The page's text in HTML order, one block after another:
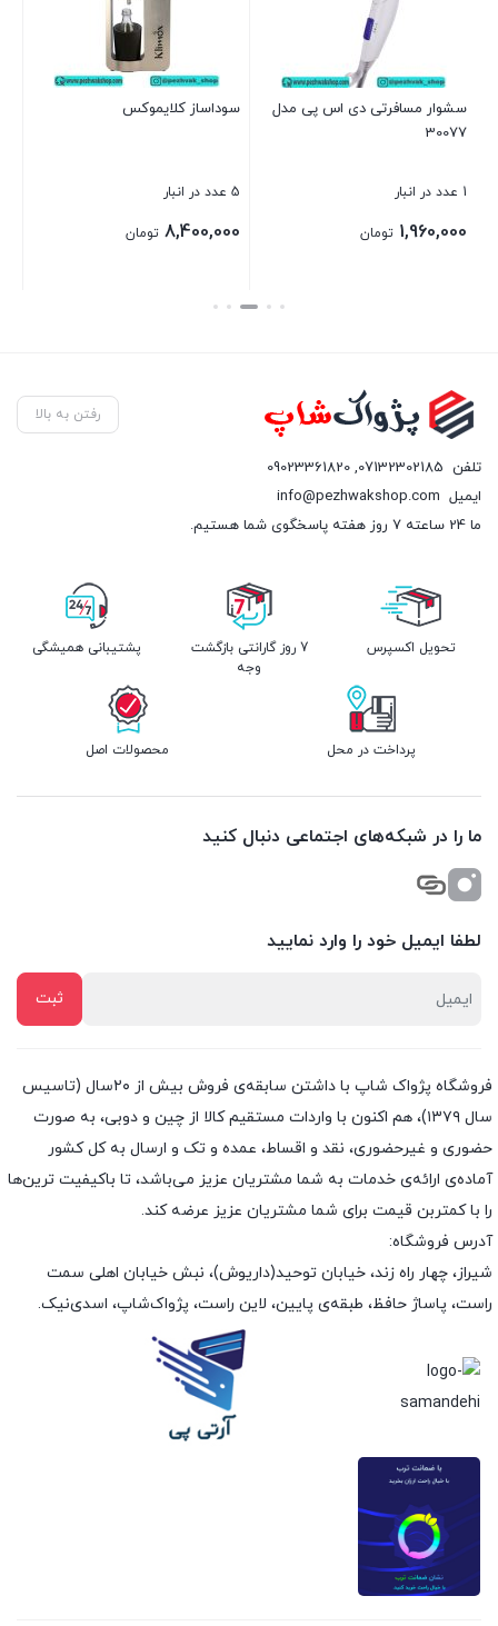
سشوار مسافرتی دی اس پی مدل
30077
1 عدد در انبار
1,960,000 تومان
سوداساز کلایموکس
5 عدد در انبار
8,400,000 تومان
بستن
رفتن به بالا
تلفن 07132302185
,
09023361820
ایمیل info@pezhwakshop.com
ما 24 ساعته 7 روز هفته پاسخگوی شما هستیم.
تحویل اکسپرس
7 روز گارانتی بازگشت
وجه
پشتیبانی همیشگی
پرداخت در محل محصولات اصل
ما را در شبکه‌های اجتماعی دنبال کنید
لطفا ایمیل خود را وارد نمایید
فروشگاه پژواک شاپ با داشتن سابقه‌ی فروش بیش از ۲۰سال (تاسیس
سال ۱۳۷۹)، هم اکنون با واردات مستقیم کالا از چین و دوبی، به صورت
حضوری و غیرحضوری، نقد و اقساط، عمده و تک و ارسال به کل کشور
آماده‌ی ارائه‌ی خدمات به شما مشتریان عزیز می‌باشد، تا باکیفیت ترین‌ها
را با کمتربن قیمت برای شما مشتریان عزیز عرضه کند.
آدرس فروشگاه:
شیراز، چهار راه زند، خیابان توحید(داریوش)، نبش خیابان اهلی سمت
راست، پاساژ حافظ، طبقه‌ی پایین، لاین راست، پژواک‌شاپ، اسدی‌نیک.